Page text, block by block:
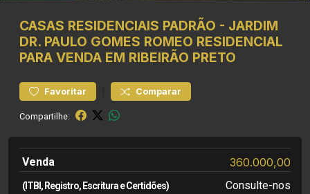
CASAS RESIDENCIAIS PADRÃO - JARDIM
DR. PAULO GOMES ROMEO RESIDENCIAL
PARA VENDA EM RIBEIRÃO PRETO
Favoritar Comparar
Compartilhe:
Venda 360.000,00
(ITBI, Registro, Escritura e Certidões) Consulte-nos